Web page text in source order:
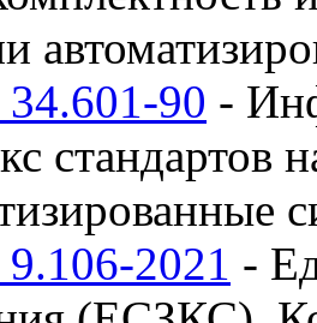
90 -
стандартов
2021 -